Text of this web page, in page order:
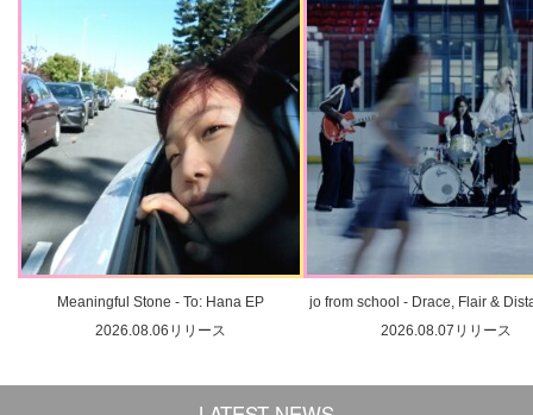
Meaningful Stone - To: Hana EP
2026.08.06リリース
jo from school - Drace, Flair &
2026.08.07リリース